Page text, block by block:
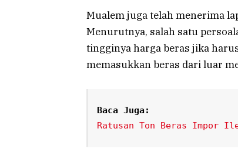
Mualem juga telah menerima
Menurutnya, salah satu
tingginya harga beras jika
memasukkan beras dari luar
Baca Juga:
Ratusan Ton Beras Impor